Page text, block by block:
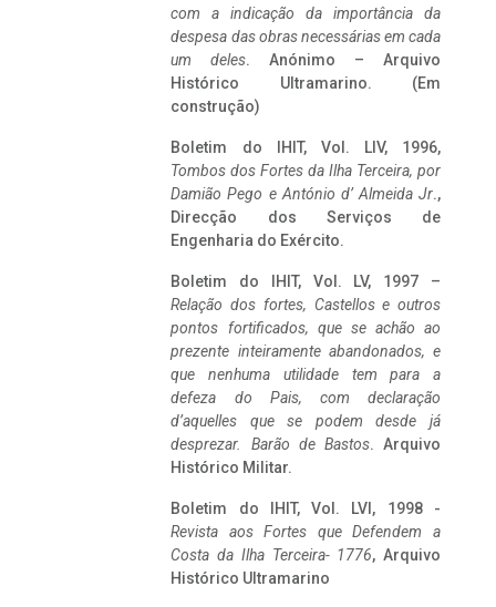
com a indicação da importância da
despesa das obras necessárias em cada
um deles. Anónimo – Arquivo
Histórico Ultramarino. (Em
construção)
Boletim do IHIT, Vol. LIV, 1996,
Tombos dos Fortes da Ilha Terceira, por
Damião Pego e António d’ Almeida Jr.,
Direcção dos Serviços de
Engenharia do Exército.
Boletim do IHIT, Vol. LV, 1997 –
Relação dos fortes, Castellos e outros
pontos fortificados, que se achão ao
prezente inteiramente abandonados, e
que nenhuma utilidade tem para a
defeza do Pais, com declaração
d’aquelles que se podem desde já
desprezar. Barão de Bastos. Arquivo
Histórico Militar.
Boletim do IHIT, Vol. LVI, 1998 -
Revista aos Fortes que Defendem a
Costa da Ilha Terceira- 1776, Arquivo
Histórico Ultramarino